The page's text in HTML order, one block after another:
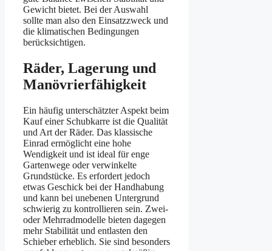
Gewicht bietet. Bei der Auswahl
sollte man also den Einsatzzweck und
die klimatischen Bedingungen
berücksichtigen.
Räder, Lagerung und
Manövrierfähigkeit
Ein häufig unterschätzter Aspekt beim
Kauf einer Schubkarre ist die Qualität
und Art der Räder. Das klassische
Einrad ermöglicht eine hohe
Wendigkeit und ist ideal für enge
Gartenwege oder verwinkelte
Grundstücke. Es erfordert jedoch
etwas Geschick bei der Handhabung
und kann bei unebenen Untergrund
schwierig zu kontrollieren sein. Zwei-
oder Mehrradmodelle bieten dagegen
mehr Stabilität und entlasten den
Schieber erheblich. Sie sind besonders